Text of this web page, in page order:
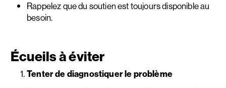
Rappelez que du soutien est toujours disponible au
besoin.
Écueils à éviter
Tenter de diagnostiquer le problème